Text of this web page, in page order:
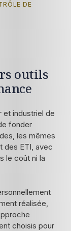
DE
outils
et industriel de
fonder
les mêmes
des ETI, avec
le coût ni la
réalisée,
choisis pour